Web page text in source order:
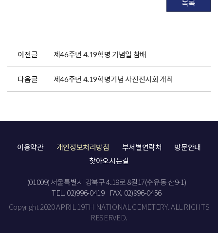
목록
이전글 제46주년 4.19혁명 기념일 참배
다음글 제46주년 4.19혁명기념 사진전시회 개최
이용약관 개인정보처리방침 부서별연락처
방문안내
찾아오시는길
(01009) 서울특별시 강북구 4.19로 8길17(수유동 산9-1)
TEL. 02)996-0419
FAX. 02)996-0456
Copyright 2020 APRIL 19TH NATIONAL CEMETERY. ALL RIGHTS
RESERVED.